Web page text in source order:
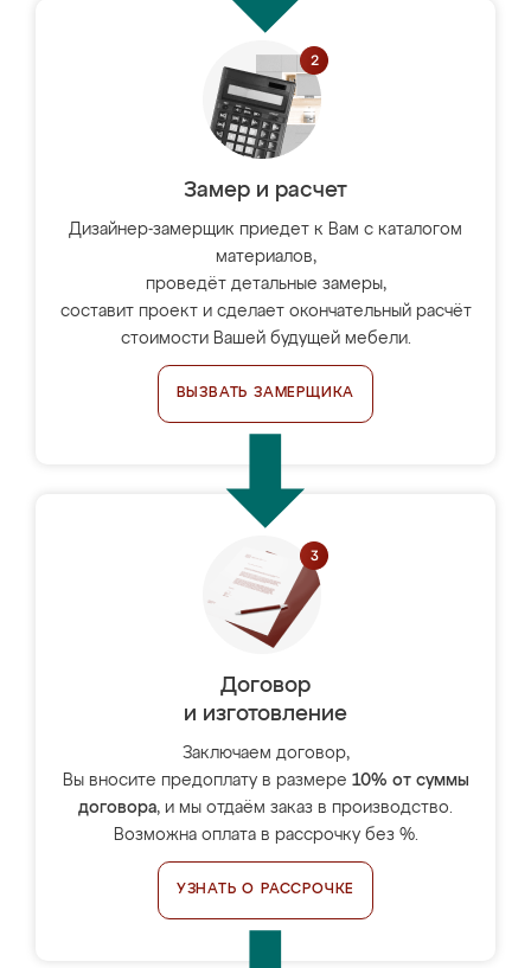
Замер и расчет
Дизайнер-замерщик приедет к Вам с каталогом
материалов,
проведёт детальные замеры,
составит проект и сделает окончательный расчёт
стоимости Вашей будущей мебели.
ВЫЗВАТЬ ЗАМЕРЩИКА
Договор
и изготовление
Заключаем договор,
Вы вносите предоплату в размере 10% от суммы
договора, и мы отдаём заказ в производство.
Возможна оплата в рассрочку без %.
УЗНАТЬ О РАССРОЧКЕ